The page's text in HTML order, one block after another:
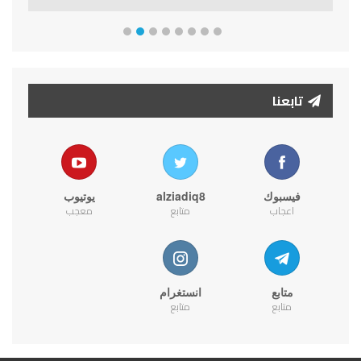
تابعنا
فيسبوك
اعجاب
alziadiq8
متابع
يوتيوب
معجب
متابع
متابع
انستغرام
متابع